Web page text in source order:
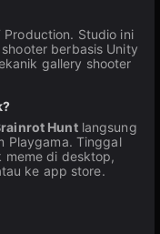
Studio ini
berbasis Unity
gallery shooter
Huntlangsung
Playgama. Tinggal
meme di desktop,
ke app store.